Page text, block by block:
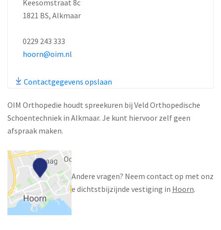
Keesomstraat 8c
1821 BS, Alkmaar
0229 243 333
hoorn@oim.nl
Contactgegevens opslaan
OIM Orthopedie houdt spreekuren bij Veld Orthopedische
Schoentechniek in Alkmaar. Je kunt hiervoor zelf geen
afspraak maken.
Andere vragen? Neem contact op met onz
e dichtstbijzijnde vestiging in Hoorn.